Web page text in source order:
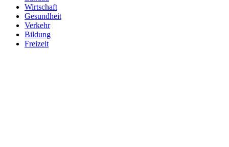
Wirtschaft
Gesundheit
Verkehr
Bildung
Freizeit